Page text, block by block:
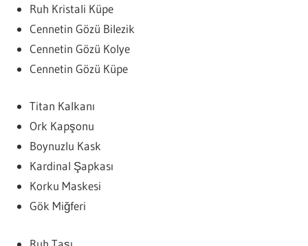
Ruh Kristali Küpe
Cennetin Gözü Bilezik
Cennetin Gözü Kolye
Cennetin Gözü Küpe
Titan Kalkanı
Ork Kapşonu
Boynuzlu Kask
Kardinal Şapkası
Korku Maskesi
Gök Miğferi